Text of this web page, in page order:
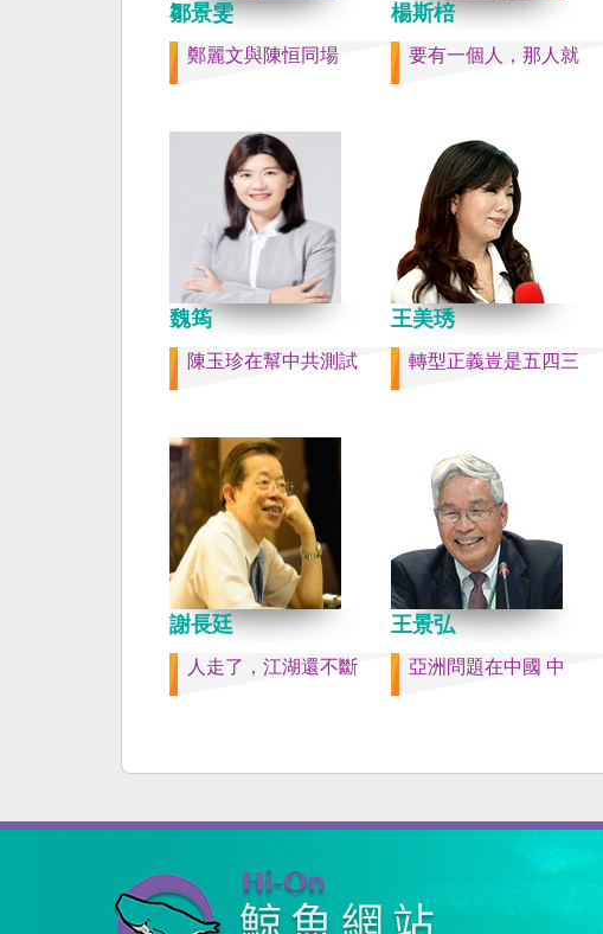
域環抱，是島嶼國度不是大陸國
家。 一九四五年八一五，台灣人
在祖國的迷惘與迷障中做了錯誤
的選擇，不只造成台灣集體命運
分裂。民主化後的台灣，要走向
新歷史，珍惜台灣自己的條件，
好好建構我們尚未正常化的國
家。台灣是小而美、豐裕而堅
強，在太平洋西南海域，一個閃
亮的國家。 中國啊！請獨立於台
灣之外吧！如果在意收拾「中華
民國」這個你們立鑄為繼承之國
碑銘的國號，台灣也會尊重歷
史，對殘餘中國做歷史的了結，
侵權的新國家，開啟歷史的新樂
章。歷史不會重來，但提供教
訓。 （作者是詩人）
鄒景雯
鄭麗文與陳恒同場
楊斯棓
要有一個人，那人就
魏筠
陳玉珍在幫中共測試
王美琇
轉型正義豈是五四三
謝長廷
人走了，江湖還不斷
王景弘
亞洲問題在中國 中